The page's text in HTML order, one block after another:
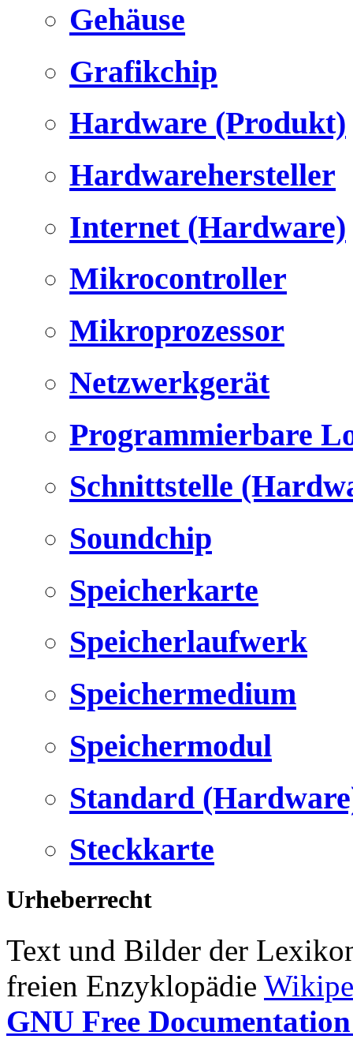
Gehäuse
Grafikchip
Hardware (Produkt)
Hardwarehersteller
Internet (Hardware)
Mikrocontroller
Mikroprozessor
Netzwerkgerät
Programmierbare
Schnittstelle
Soundchip
Speicherkarte
Speicherlaufwerk
Speichermedium
Speichermodul
Standard
Steckkarte
Urheberrecht
Text und Bilder der
freien Enzyklopädie
GNU Free